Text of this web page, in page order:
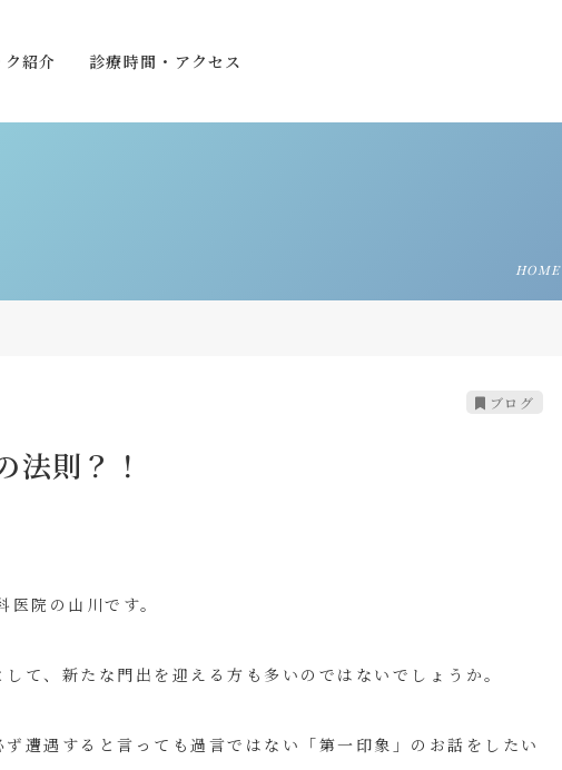
ク紹介 診療時間・アクセス
HOME
ブログ
法則？！
院の山川です。
て、新たな門出を迎える方も多いのではないでしょうか。
遭遇すると言っても過言ではない「第一印象」のお話をしたい